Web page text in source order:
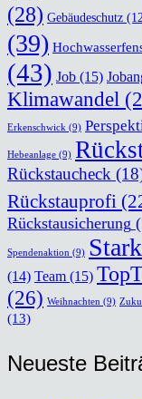
(28) Gebäudeschutz
(39)
(43) Job (15)
Klimawandel
Erkenschwick (9)
Hebeanlage (9)
Rückstaucheck
Rückstauprofi
Rückstausicherung
Spendenaktion (9)
(14) Team (15)
(26) Weihnachten (9)
(13)
Neu­es­te